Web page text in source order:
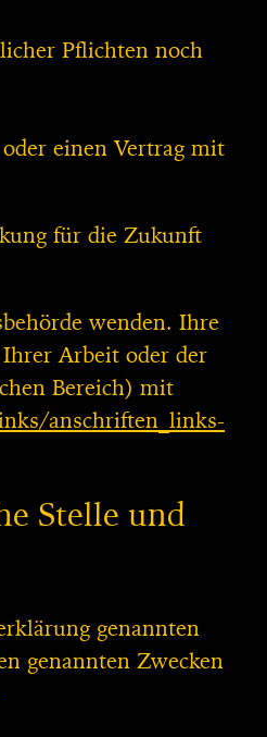
Pflichten noch
einen Vertrag mit
für die Zukunft
wenden. Ihre
Ihrer Arbeit oder der
Bereich) mit
anschriften_links-
Stelle und
genannten
genannten Zwecken